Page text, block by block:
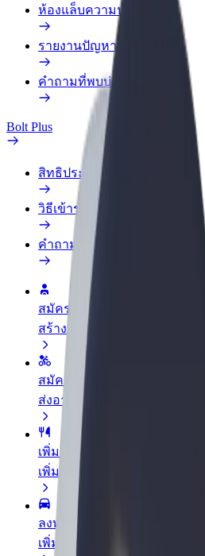
ห้องแล็บความปลอดภัย
รายงานปัญหา
คำถามที่พบบ่อย
Bolt Plus
สิทธิประโยชน์
วิธีเข้าร่วม
คำถามที่พบบ่อย
สมัครเป็นคนขับ
สร้างรายได้ในแบบของคุณ
สมัครเป็นคนส่งพัสดุ
ส่งอาหารและรับรายได้ทุกสัป
เพิ่มร้านอาหารหรือร้านค้า
เพิ่มรายได้ด้วยการเข้าถึงลูก
ลงทะเบียนเป็นเจ้าของฟลีท
เพิ่มรายได้ด้วยการเพิ่มฟลีทข